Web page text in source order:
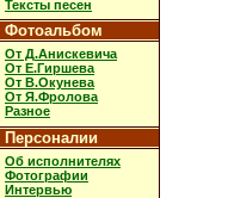
Тексты песен
Фотоальбом
От Д.Анискевича
От Е.Гиршева
От В.Окунева
От Я.Фролова
Разное
Персоналии
Об исполнителях
Фотографии
Интервью